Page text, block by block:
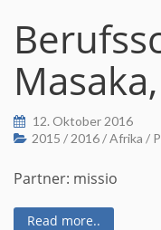
12. Oktober 2016
2015 / 2016/Afrika /
Partner: missio
Read more..